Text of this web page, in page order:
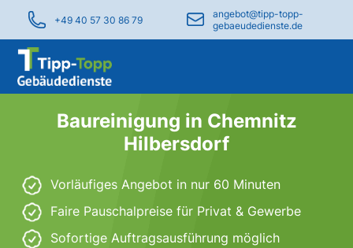
+49 40 57 30 86 79
angebot@tipp-topp-
gebaeudedienste.de
Baureinigung in Chemnitz
Hilbersdorf
Vorläufiges Angebot in nur 60 Minuten
Faire Pauschalpreise für Privat & Gewerbe
Sofortige Auftragsausführung möglich